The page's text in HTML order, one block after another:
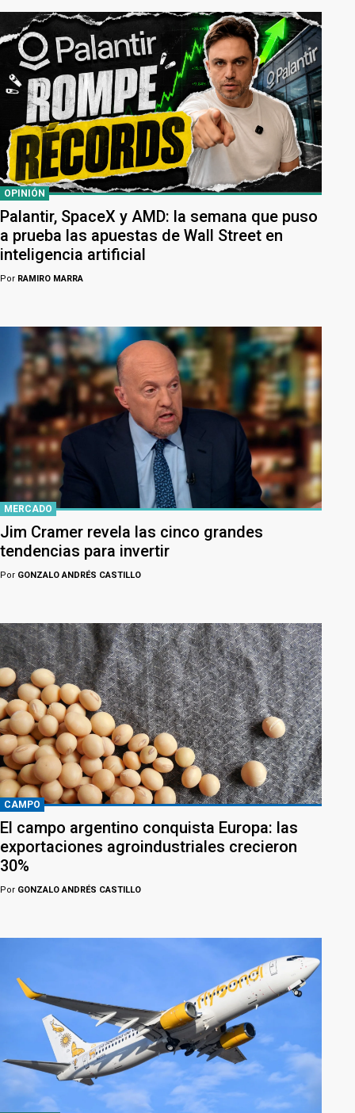
OPINIÓN
Palantir, SpaceX y AMD: la semana que puso
a prueba las apuestas de Wall Street en
inteligencia artificial
Por RAMIRO MARRA
MERCADO
Jim Cramer revela las cinco grandes
tendencias para invertir
Por GONZALO ANDRÉS CASTILLO
CAMPO
El campo argentino conquista Europa: las
exportaciones agroindustriales crecieron
30%
Por GONZALO ANDRÉS CASTILLO